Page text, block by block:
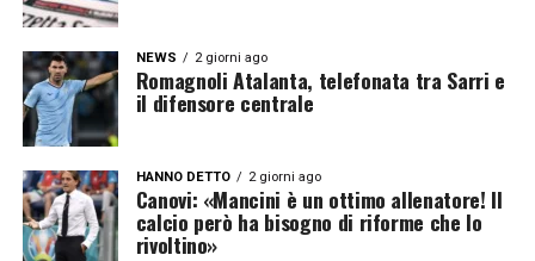
NEWS 2 giorni ago
Romagnoli Atalanta, telefonata tra Sarri e
il difensore centrale
HANNO DETTO 2 giorni ago
Canovi: «Mancini è un ottimo allenatore! Il
calcio però ha bisogno di riforme che lo
rivoltino»